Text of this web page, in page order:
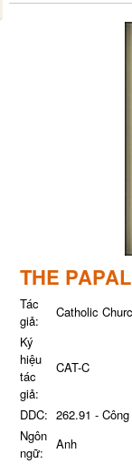
THE
Tác
giả:
Catholic
Ký
hiệu
tác
giả:
CAT-C
DDC: 262.91 -
Ngôn
ngữ:
Anh